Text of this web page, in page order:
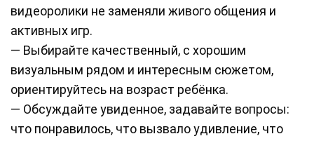
видеоролики не заменяли живого общения и
активных игр.
— Выбирайте качественный, с хорошим
визуальным рядом и интересным сюжетом,
ориентируйтесь на возраст ребёнка.
— Обсуждайте увиденное, задавайте вопросы:
что понравилось, что вызвало удивление, что